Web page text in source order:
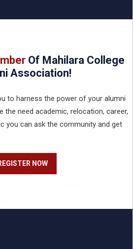
Of Mahilara College
Association!
to harness the power of your alumni
the need academic, relocation, career,
you can ask the community and get
NOW